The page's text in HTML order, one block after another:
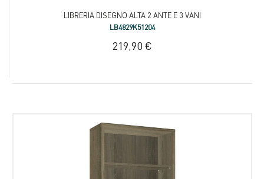
LIBRERIA DISEGNO ALTA 2 ANTE E 3 VANI
LB4829K51204
219,90 €